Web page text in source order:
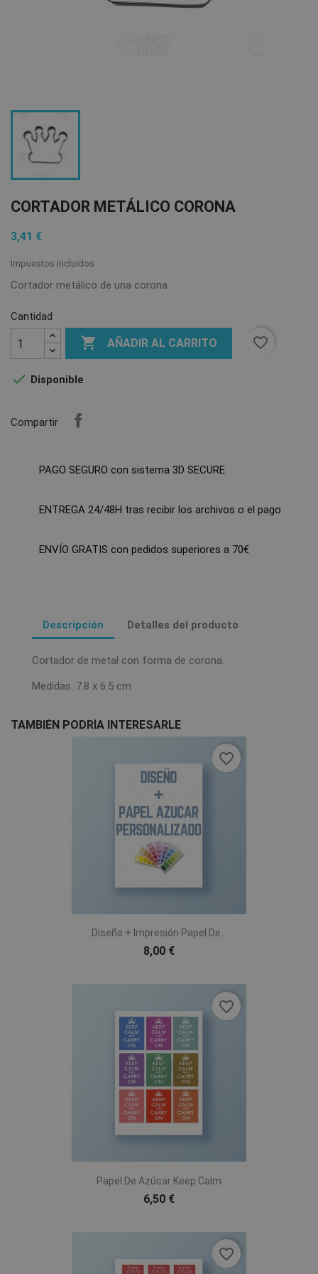
CORTADOR METÁLICO CORONA
3,41 €
Impuestos incluidos
Cortador metálico de una corona
Cantidad
 AÑADIR AL CARRITO favorite_border
 Disponible
Compartir
PAGO SEGURO con sistema 3D SECURE
ENTREGA 24/48H tras recibir los archivos o el pago
ENVÍO GRATIS con pedidos superiores a 70€
Descripción Detalles del producto
Cortador de metal con forma de corona.
Medidas: 7.8 x 6.5 cm
TAMBIÉN PODRÍA INTERESARLE
Diseño + Impresión Papel De...
8,00 €
favorite_border
Papel De Azúcar Keep Calm
6,50 €
favorite_border
favorite_border